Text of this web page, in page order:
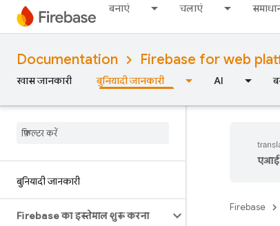
बनाएं चलाएं
Documentation Firebase for web
खास जानकारी बुनियादी जानकारी AI
बुनियादी जानकारी
Firebase का इस्तेमाल शुरू करना
एआई
Firebase